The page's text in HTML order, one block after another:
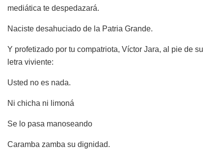
mediática te despedazará.
Naciste desahuciado de la Patria Grande.
Y profetizado por tu compatriota, Víctor Jara, al pie de su
letra viviente:
Usted no es nada.
Ni chicha ni limoná
Se lo pasa manoseando
Caramba zamba su dignidad.